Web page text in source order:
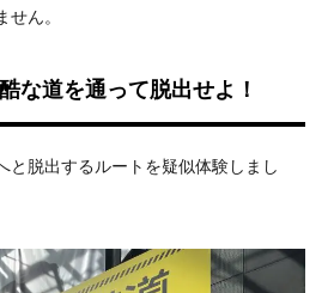
せん。
な道を通って脱出せよ！
と脱出するルートを疑似体験しまし